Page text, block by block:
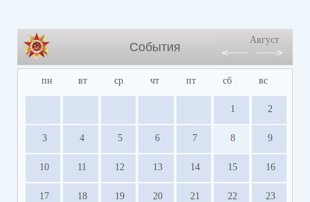
События
Август
пн вт ср чт пт сб вс
1 2
3 4 5 6 7 8 9
10 11 12 13 14 15 16
17 18 19 20 21 22 23